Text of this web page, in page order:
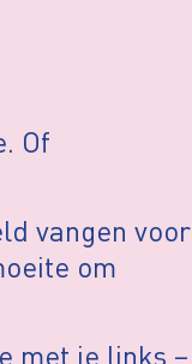
Of
vangen voor
om
met je links –